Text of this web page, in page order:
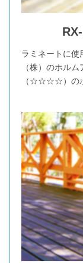
ラミネートに使
（株）のホル
（☆☆☆☆）のボ